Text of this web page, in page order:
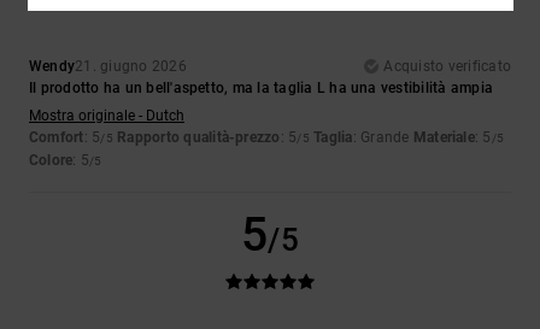
Wendy21. giugno 2026
Acquisto verificato
Il prodotto ha un bell'aspetto, ma la taglia L ha una vestibilità ampia
Mostra originale - Dutch
Comfort: 5/5 Rapporto qualità-prezzo : 5/5 Taglia: Grande Materiale: 5 /5
Colore: 5/5
5/5